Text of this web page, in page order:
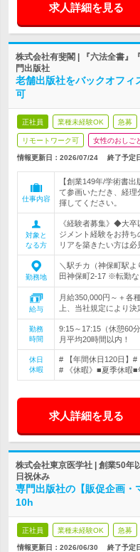
求人詳細を見る
株式会社有斐閣 | 『六法全書』
門出版社
老舗出版社をバックオフィ
可
正社員 業種未経験OK 急募
リモートワーク可 女性のおしご
情報更新日：2026/07/24 終了予定
仕事内容
【創業149年/学術書
て参画いただき、経
揮してください。
対象と
なる方
《経験者募集》◆大
ジメント経験をお持
リアを築きたい方は必
勤務地
＼駅チカ（神保町駅
田神保町2-17 ※転勤な
給与
月給350,000円～＋各
上、当社規定により
勤務
時間
9:15～17:15（休憩60
月平均20時間以内！
休日
休暇
# 【年間休日120日】
# 《休暇》■夏季休暇■
求人詳細を見る
株式会社東京医学社 | 創業50年
日祝休み
専門出版社の【販促企画・
10h
正社員 業種未経験OK 急募
情報更新日：2026/06/30 終了予定